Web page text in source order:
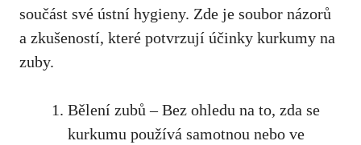
součást ⁤své ústní hygieny. Zde je soubor názorů
a‍ zkušeností, ⁢které​ potvrzují účinky kurkumy na
zuby.
Bělení zubů – Bez ohledu na to, zda se
kurkumu⁣ používá samotnou nebo ve